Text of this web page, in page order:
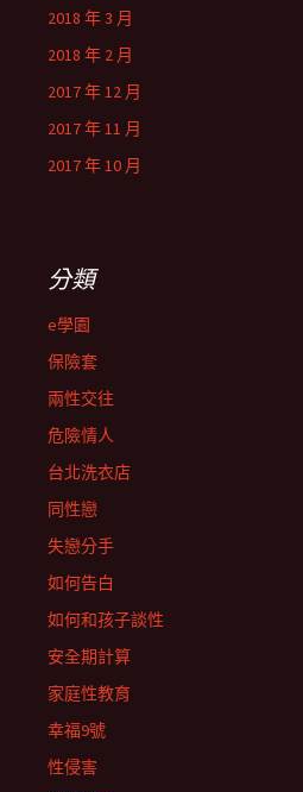
2018 年 3 月
2018 年 2 月
2017 年 12 月
2017 年 11 月
2017 年 10 月
分類
e學園
保險套
兩性交往
危險情人
台北洗衣店
同性戀
失戀分手
如何告白
如何和孩子談性
安全期計算
家庭性教育
幸福9號
性侵害